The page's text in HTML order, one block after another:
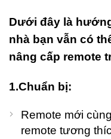
Dưới đây là
nhà bạn vẫn có
nâng cấp remote
1.Chuẩn bị:
Remote mới
remote tương